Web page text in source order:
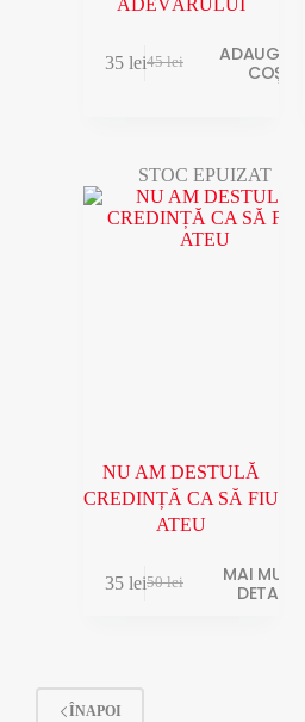
ADEVĂRULUI
45lei
35 lei
ADAUGĂ ÎN
COȘ
STOC EPUIZAT
NU AM DESTULĂ
CREDINȚĂ CA SĂ FIU
ATEU
50lei
35 lei
MAI MULTE
DETALII
ÎNAPOI